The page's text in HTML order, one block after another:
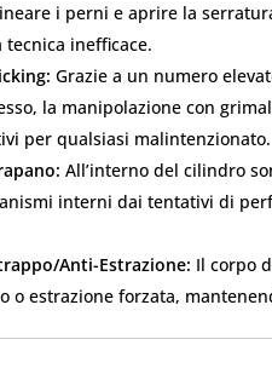
i perni e aprire la
tecnica inefficace.
Grazie a un numero
la manipolazione con
per qualsiasi malintenzionato.
All’interno del cilindro
interni dai tentativi di
Anti-Estrazione: Il corpo
o estrazione forzata,